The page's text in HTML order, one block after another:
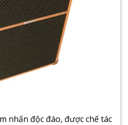
nhấn độc đáo, được chế tác